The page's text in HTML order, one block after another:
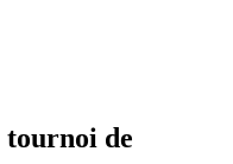
tournoi de